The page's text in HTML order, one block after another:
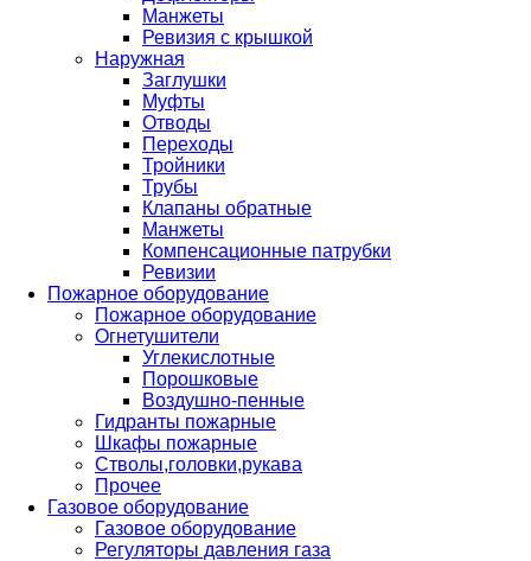
Манжеты
Ревизия с крышкой
Наружная
Заглушки
Муфты
Отводы
Переходы
Тройники
Трубы
Клапаны обратные
Манжеты
Компенсационные патрубки
Ревизии
Пожарное оборудование
Пожарное оборудование
Огнетушители
Углекислотные
Порошковые
Воздушно-пенные
Гидранты пожарные
Шкафы пожарные
Стволы,головки,рукава
Прочее
Газовое оборудование
Газовое оборудование
Регуляторы давления газа